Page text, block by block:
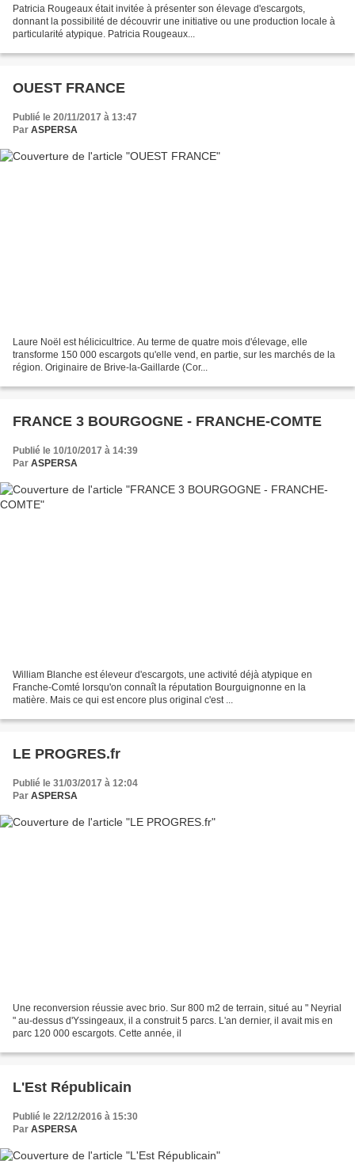
Patricia Rougeaux était invitée à présenter son élevage d'escargots,
donnant la possibilité de découvrir une initiative ou une production locale à
particularité atypique. Patricia Rougeaux...
OUEST FRANCE
Publié le 20/11/2017 à 13:47
Par ASPERSA
Laure Noël est hélicicultrice. Au terme de quatre mois d'élevage, elle
transforme 150 000 escargots qu'elle vend, en partie, sur les marchés de la
région. Originaire de Brive-la-Gaillarde (Cor...
FRANCE 3 BOURGOGNE - FRANCHE-COMTE
Publié le 10/10/2017 à 14:39
Par ASPERSA
William Blanche est éleveur d'escargots, une activité déjà atypique en
Franche-Comté lorsqu'on connaît la réputation Bourguignonne en la
matière. Mais ce qui est encore plus original c'est ...
LE PROGRES.fr
Publié le 31/03/2017 à 12:04
Par ASPERSA
Une reconversion réussie avec brio. Sur 800 m2 de terrain, situé au " Neyrial
" au-dessus d'Yssingeaux, il a construit 5 parcs. L'an dernier, il avait mis en
parc 120 000 escargots. Cette année, il
L'Est Républicain
Publié le 22/12/2016 à 15:30
Par ASPERSA